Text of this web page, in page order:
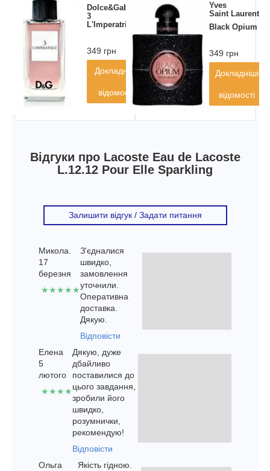
Dolce&Gabbana
3
L'Imperatrice
349 грн
Докладніші
відомості
Yves
Saint Laurent
Black Opium
349 грн
Докладніші
відомості
Відгуки про Lacoste Eau de Lacoste
L.12.12 Pour Elle Sparkling
Залишити відгук / Задати питання
Микола.
17
березня
★★★★★
З'єдналися
швидко,
замовлення
уточнили.
Оперативна
доставка.
Дякую.
Відповісти
Елена
5
лютого
★★★★
Дякую, дуже
дбайливо
поставилися до
цього завдання,
зробили його
швидко,
розумнички,
рекомендую!
Відповісти
Ольга
Якість гідною.